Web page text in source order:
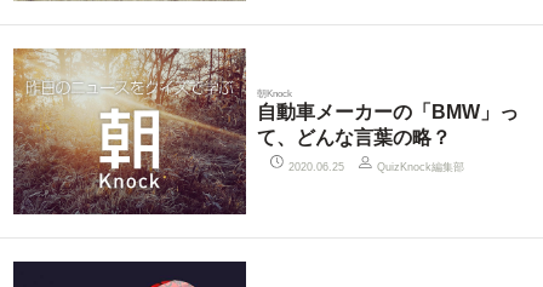
朝Knock
自動車メーカーの「BMW」っ
て、どんな言葉の略？
2020.06.25 QuizKnock編集部